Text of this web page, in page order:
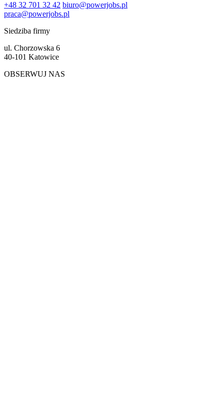
+48 32 701 32 42 biuro@powerjobs.pl
praca@powerjobs.pl
Siedziba firmy
ul. Chorzowska 6
40-101 Katowice
OBSERWUJ NAS